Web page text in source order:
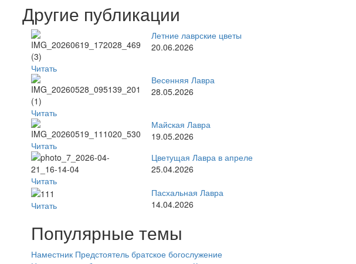
Другие публикации
Читать
Летние лаврские цветы
20.06.2026
Читать
Весенняя Лавра
28.05.2026
Читать
Майская Лавра
19.05.2026
Читать
Цветущая Лавра в апреле
25.04.2026
Читать
Пасхальная Лавра
14.04.2026
Популярные темы
Наместник Предстоятель братское богослужение